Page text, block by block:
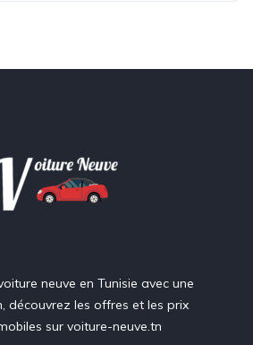
neuve en Tunisie avec une
découvrez les offres et les prix
sur voiture-neuve.tn